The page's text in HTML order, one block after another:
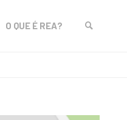
O QUE É REA?